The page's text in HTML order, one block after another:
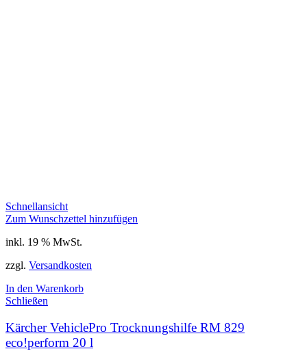
Schnellansicht
Zum Wunschzettel hinzufügen
inkl. 19 % MwSt.
zzgl. Versandkosten
In den Warenkorb
Schließen
Kärcher VehiclePro Trocknungshilfe RM 829
eco!perform 20 l